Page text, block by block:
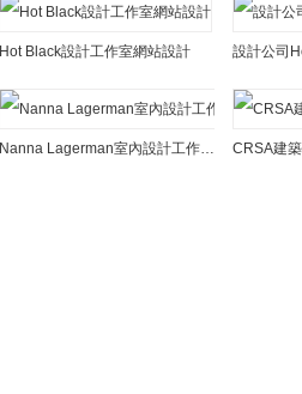
Hot Black設計工作室網站設計 設計公司
Nanna Lagerman室內設計工作室網站設計 CRSA建